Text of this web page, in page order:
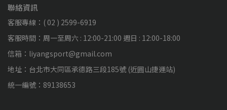
聯絡資訊
客服專線：( 02 ) 2599-6919
客服時間：周一至周六 : 12:00-21:00 週日 : 12:00-18:00
信箱：liyangsport@gmail.com
地址：台北市大同區承德路三段185號 (近圓山捷運站)
統一編號：89138653